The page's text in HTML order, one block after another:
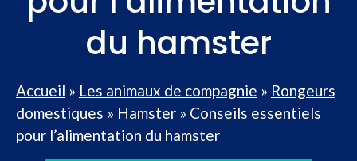
du hamster
Accueil » Les animaux de compagnie » Rongeurs
domestiques » Hamster » Conseils essentiels
pour l’alimentation du hamster